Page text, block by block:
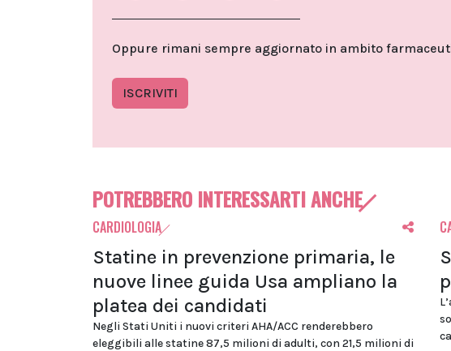
Oppure rimani sempre aggiornato in ambito
ISCRIVITI
POTREBBERO INTERESSARTI ANCHE
CARDIOLOGIA
Statine in prevenzione primaria, le
nuove linee guida Usa ampliano la
platea dei candidati
Negli Stati Uniti i nuovi criteri AHA/ACC renderebbero
eleggibili alle statine 87,5 milioni di adulti, con 21,5 milioni di